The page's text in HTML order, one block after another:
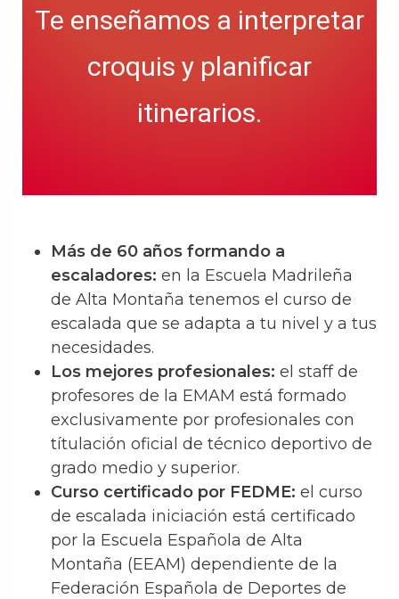
Te enseñamos a interpretar
croquis y planificar
itinerarios.
Más de 60 años formando a
escaladores: en la Escuela Madrileña
de Alta Montaña tenemos el curso de
escalada que se adapta a tu nivel y a tus
necesidades.
Los mejores profesionales: el staff de
profesores de la EMAM está formado
exclusivamente por profesionales con
títulación oficial de técnico deportivo de
grado medio y superior.
Curso certificado por FEDME: el curso
de escalada iniciación está certificado
por la Escuela Española de Alta
Montaña (EEAM) dependiente de la
Federación Española de Deportes de